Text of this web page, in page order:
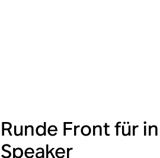
Runde Front für
Speaker